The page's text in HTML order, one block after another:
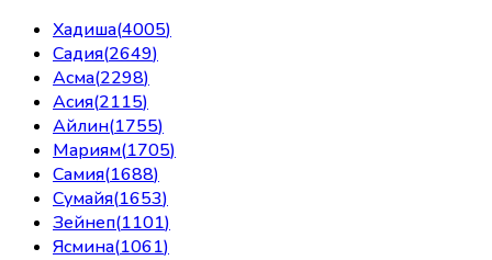
Хадиша(4005)
Садия(2649)
Асма(2298)
Асия(2115)
Айлин(1755)
Мариям(1705)
Самия(1688)
Сумайя(1653)
Зейнеп(1101)
Ясмина(1061)